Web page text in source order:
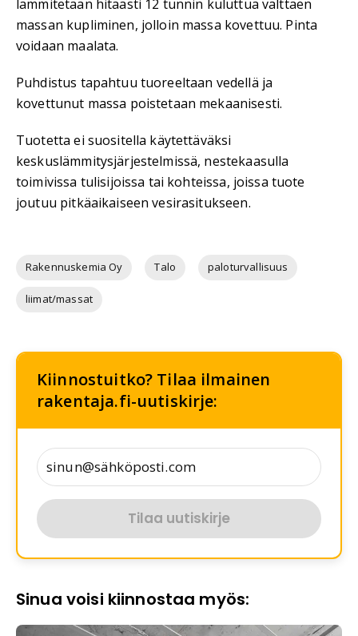
lämmitetään hitaasti 12 tunnin kuluttua välttäen
massan kupliminen, jolloin massa kovettuu. Pinta
voidaan maalata.
Puhdistus tapahtuu tuoreeltaan vedellä ja
kovettunut massa poistetaan mekaanisesti.
Tuotetta ei suositella käytettäväksi
keskuslämmitysjärjestelmissä, nestekaasulla
toimivissa tulisijoissa tai kohteissa, joissa tuote
joutuu pitkäaikaiseen vesirasitukseen.
Rakennuskemia Oy Talo paloturvallisuus
liimat/massat
Kiinnostuitko? Tilaa ilmainen
rakentaja.fi-uutiskirje:
Tilaa uutiskirje
Sinua voisi kiinnostaa myös: